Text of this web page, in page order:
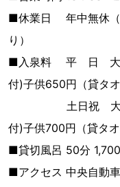
■休業日 年中無休（
り）
■入泉料 平 日 大人
付)子供650円（貸タオ
土日祝 大人
付)子供700円（貸タオ
■貸切風呂 50分 1,700
■アクセス 中央自動